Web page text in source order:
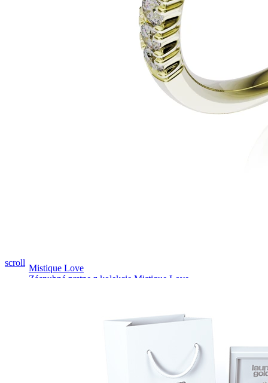
Mistique Love
Zásnubné prstne z kolekcie Mistique Love.
scroll